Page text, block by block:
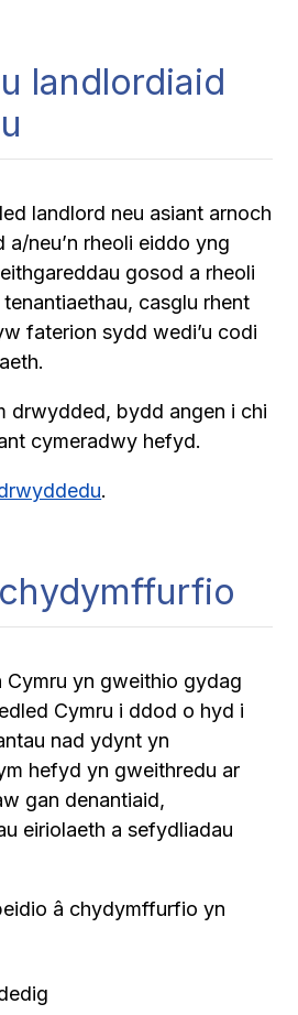
landlordiaid
landlord neu asiant arnoch
neu’n rheoli eiddo yng
gosod a rheoli
casglu rhent
faterion sydd wedi’u codi
drwydded, bydd angen i chi
cymeradwy hefyd.
.
Cymru yn gweithio gydag
Cymru i ddod o hyd i
nad ydynt yn
hefyd yn gweithredu ar
gan denantiaid,
eiriolaeth a sefydliadau
â chydymffurfio yn